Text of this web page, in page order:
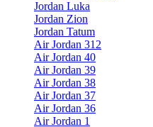
Jordan Luka
Jordan Zion
Jordan Tatum
Air Jordan 312
Air Jordan 40
Air Jordan 39
Air Jordan 38
Air Jordan 37
Air Jordan 36
Air Jordan 1